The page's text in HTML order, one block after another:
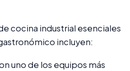
cocina industrial esenciales
incluyen:
uno de los equipos más